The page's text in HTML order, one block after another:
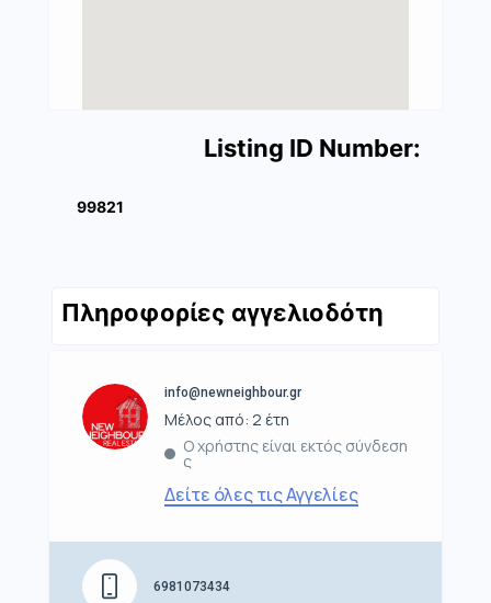
Listing ID Number:
99821
Πληροφορίες αγγελιοδότη
info@newneighbour.gr
Μέλος από: 2 έτη
Ο χρήστης είναι εκτός σύνδεση
ς
Δείτε όλες τις Αγγελίες
6981073434